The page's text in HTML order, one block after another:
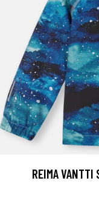
REIMA VANTTI